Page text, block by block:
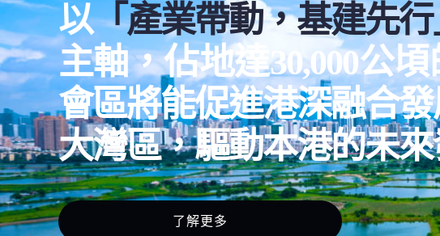
以「產業帶動，基建先
主軸，佔地達30,000公
會區將能促進港深融合
大灣區，驅動本港的未
了解更多